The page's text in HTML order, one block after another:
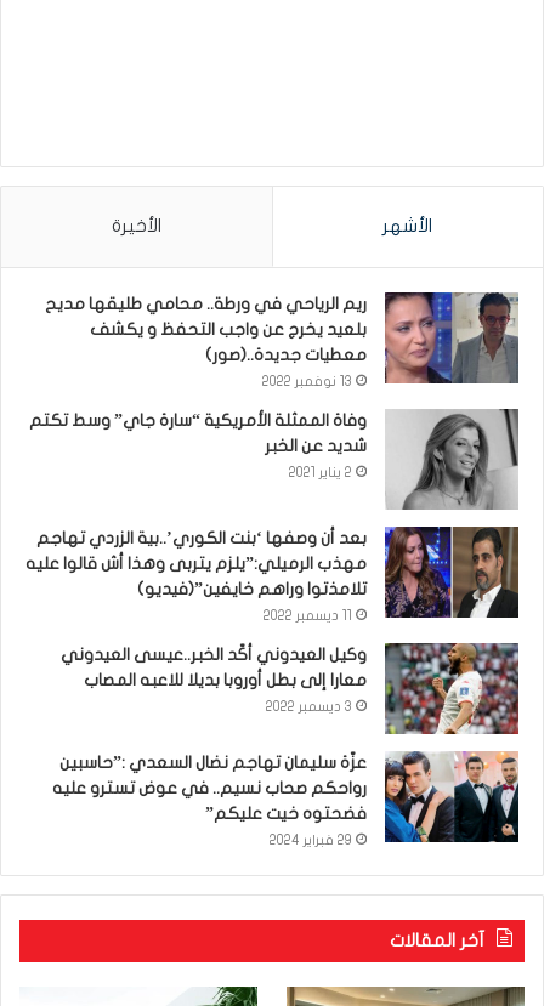
الأشهر الأخيرة
ريم الرياحي في ورطة.. محامي طليقها مديح
بلعيد يخرج عن واجب التحفظ و يكشف
معطيات جديدة..(صور)
13 نوفمبر 2022
وفاة الممثلة الأمريكية “سارة جاي” وسط تكتم
شديد عن الخبر
2 يناير 2021
بعد أن وصفها ‘بنت الكوري’..بية الزردي تهاجم
مهذب الرميلي:”يلزم يتربى وهذا أش قالوا عليه
تلامذتوا وراهم خايفين”(فيديو)
وكيل العيدوني أكّد الخبر..عيسى العيدوني
معارا إلى بطل أوروبا بديلا للاعبه المصاب
3 ديسمبر 2022
عزّة سليمان تهاجم نضال السعدي :”حاسبين
رواحكم صحاب نسيم.. في عوض تسترو عليه
فضحتوه خيت عليكم”
29 فبراير 2024
آخر المقالات